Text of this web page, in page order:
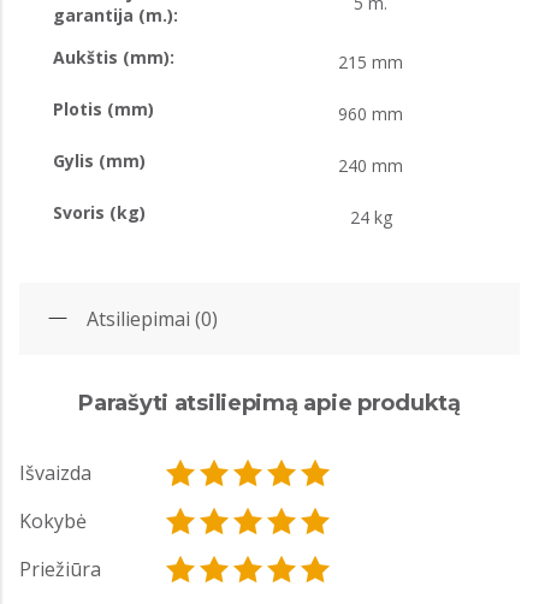
garantija (m.):
Aukštis (mm): 215 mm
Plotis (mm) 960 mm
Gylis (mm) 240 mm
Svoris (kg) 24 kg
Atsiliepimai (0)
Parašyti atsiliepimą apie produktą
Išvaizda
Kokybė
Priežiūra